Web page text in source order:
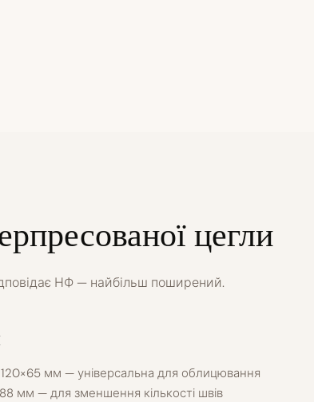
цегли
НФ — найбільш поширений.
мм — універсальна для облицювання
мм — для зменшення кількості швів